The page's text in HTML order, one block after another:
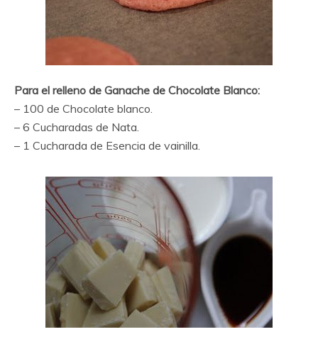
Para el relleno de Ganache de Chocolate Blanco:
– 100 de Chocolate blanco.
– 6 Cucharadas de Nata.
– 1 Cucharada de Esencia de vainilla.